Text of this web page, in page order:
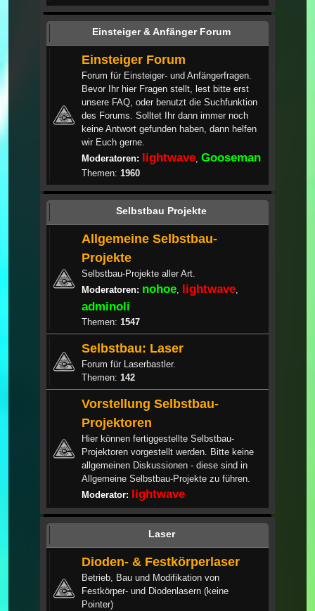
Einsteiger & Anfänger Forum
Einsteiger Forum
Forum für Einsteiger- und Anfängerfragen.
Bevor Ihr hier Fragen stellt, lest bitte erst
unsere FAQ, oder benutzt die Suchfunktion
des Forums. Solltet Ihr dann immer noch
keine Antwort gefunden haben, dann helfen
wir Euch gerne.
Moderatoren: lightwave Gooseman
Themen: 1960
Selbstbau Projekte
Allgemeine Selbstbau-
Projekte
Selbstbau-Projekte aller Art.
Moderatoren: nohoe lightwave
adminoli
Themen: 1547
Selbstbau: Laser
Forum für Laserbastler.
Themen: 142
Vorstellung Selbstbau-
Projektoren
Hier können fertiggestellte Selbstbau-
Projektoren vorgestellt werden. Bitte keine
allgemeinen Diskussionen - diese sind in
Allgemeine Selbstbau-Projekte zu führen.
Moderator: lightwave
Laser
Dioden- & Festkörperlaser
Betrieb, Bau und Modifikation von
Festkörper- und Diodenlasern (keine
Pointer)